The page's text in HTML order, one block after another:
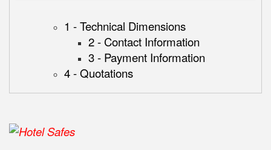
1 - Technical Dimensions
2 - Contact Information
3 - Payment Information
4 - Quotations